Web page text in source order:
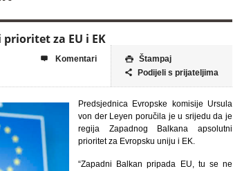
za EU i EK
 Štampaj
 Podijeli s prijateljima
 Komentari
Predsjednica Evropske komisije Ursula
von der Leyen poručila je u srijedu da je
regija Zapadnog Balkana apsolutni
prioritet za Evropsku uniju i EK.
“Zapadni Balkan pripada EU, tu se ne